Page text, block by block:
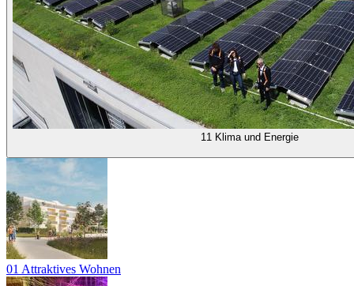
11 Klima und Energie
01 Attraktives Wohnen